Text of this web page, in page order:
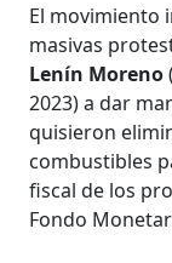
El movimiento
masivas
Lenín Moreno
2023) a dar
quisieron
combustibles
fiscal de los
Fondo